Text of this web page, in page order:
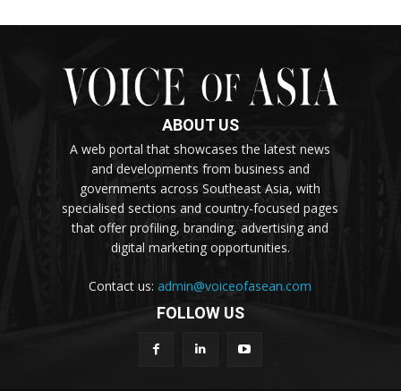
ABOUT US
A web portal that showcases the latest news
and developments from business and
governments across Southeast Asia, with
specialised sections and country-focused pages
that offer profiling, branding, advertising and
digital marketing opportunities.
Contact us:admin@voiceofasean.com
FOLLOW US